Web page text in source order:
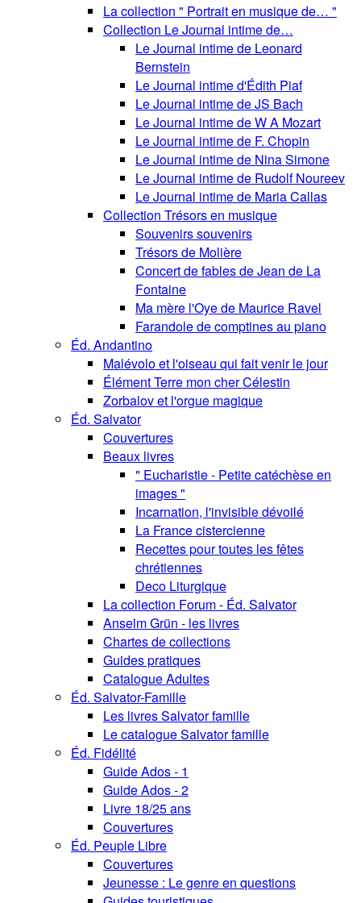
La collection " Portrait en musique de… "
Collection Le Journal intime de…
Le Journal intime de Leonard
Bernstein
Le Journal intime d'Édith Piaf
Le Journal intime de JS Bach
Le Journal intime de W A Mozart
Le Journal intime de F. Chopin
Le Journal intime de Nina Simone
Le Journal intime de Rudolf Noureev
Le Journal intime de Maria Callas
Collection Trésors en musique
Souvenirs souvenirs
Trésors de Molière
Concert de fables de Jean de La
Fontaine
Ma mère l'Oye de Maurice Ravel
Farandole de comptines au piano
Éd. Andantino
Malévolo et l'oiseau qui fait venir le jour
Élément Terre mon cher Célestin
Zorbalov et l'orgue magique
Éd. Salvator
Couvertures
Beaux livres
" Eucharistie - Petite catéchèse en
images "
Incarnation, l'invisible dévoilé
La France cistercienne
Recettes pour toutes les fêtes
chrétiennes
Deco Liturgique
La collection Forum - Éd. Salvator
Anselm Grün - les livres
Chartes de collections
Guides pratiques
Catalogue Adultes
Éd. Salvator-Famille
Les livres Salvator famille
Le catalogue Salvator famille
Éd. Fidélité
Guide Ados - 1
Guide Ados - 2
Livre 18/25 ans
Couvertures
Éd. Peuple Libre
Couvertures
Jeunesse : Le genre en questions